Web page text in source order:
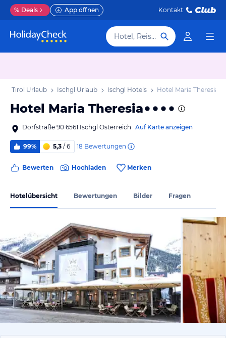
% Deals App öffnen Kontakt
Hotel, Reiseziel
Tirol Urlaub Ischgl Urlaub Ischgl Hotels Hotel Maria Theresia
Hotel Maria Theresia
Dorfstraße 90 6561 Ischgl Österreich Auf Karte anzeigen
99% 5,3 / 6 18 Bewertungen
Bewerten Hochladen Merken
Hotelübersicht Bewertungen Bilder Fragen
von